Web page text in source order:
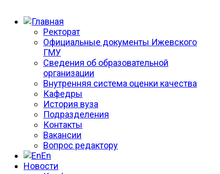
Ректорат
Официальные документы Ижевского
ГМУ
Сведения об образовательной
организации
Внутренняя система оценки качества
Кафедры
История вуза
Подразделения
Контакты
Вакансии
Вопрос редактору
En
Новости